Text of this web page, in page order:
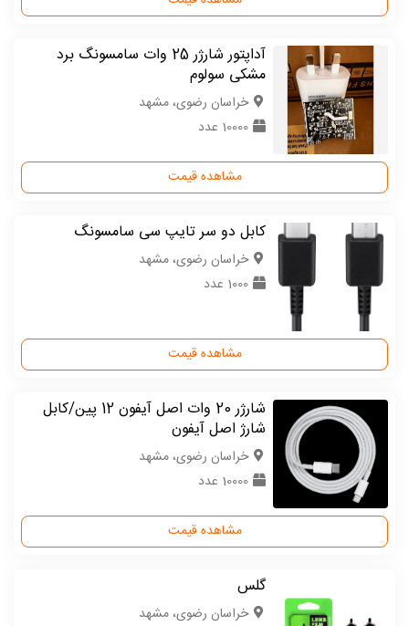
آداپتور شارژر 25 وات سامسونگ برد
مشکی سولوم
خراسان رضوی، مشهد
10000 عدد
مشاهده قیمت
کابل دو سر تایپ سی سامسونگ
خراسان رضوی، مشهد
1000 عدد
مشاهده قیمت
شارژر 20 وات اصل آیفون 12 پین/کابل
شارژ اصل آیفون
خراسان رضوی، مشهد
10000 عدد
مشاهده قیمت
گلس
خراسان رضوی، مشهد